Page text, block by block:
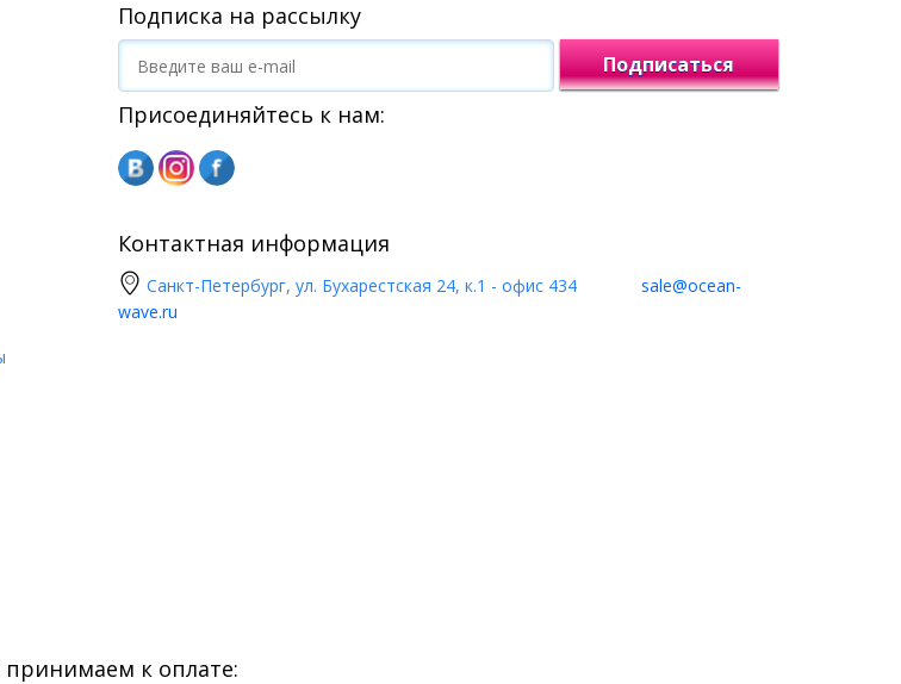
Подписка на рассылку
Подписаться
Присоединяйтесь к нам:
Контактная информация
Санкт-Петербург, ул. Бухарестская 24, к.1 - офис 434
sale@ocean-
wave.ru
к оплате: